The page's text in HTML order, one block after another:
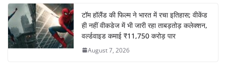
टॉम हॉलैंड की फिल्म ने भारत में रचा इतिहास; वीकेंड
ही नहीं वीकडेज में भी जारी रहा ताबड़तोड़ कलेक्शन,
वर्ल्डवाइड कमाई ₹11,750 करोड़ पार
August 7, 2026